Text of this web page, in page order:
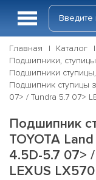
Главная Каталог
Подшипники,
Подшипники
Подшипник ступицы
07> / Tundra 5.7 07>
Подшипник
TOYOTA
4.5D-5.7 07>
LEXUS